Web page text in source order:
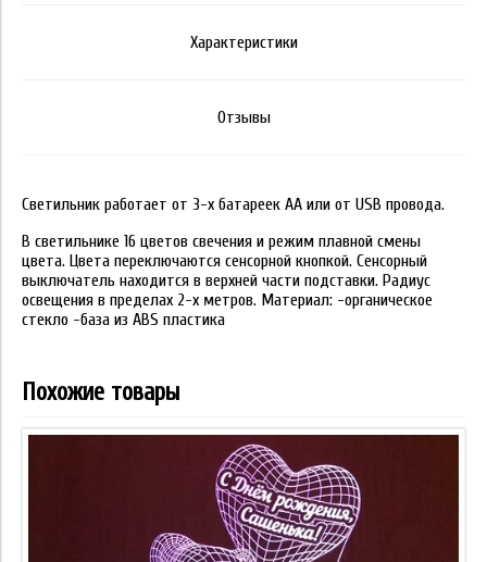
Характеристики
Отзывы
Светильник работает от 3-х батареек АА или от USB провода.
В светильнике 16 цветов свечения и режим плавной смены
цвета. Цвета переключаются сенсорной кнопкой. Сенсорный
выключатель находится в верхней части подставки. Радиус
освещения в пределах 2-х метров. Материал: -органическое
стекло -база из ABS пластика
Похожие товары